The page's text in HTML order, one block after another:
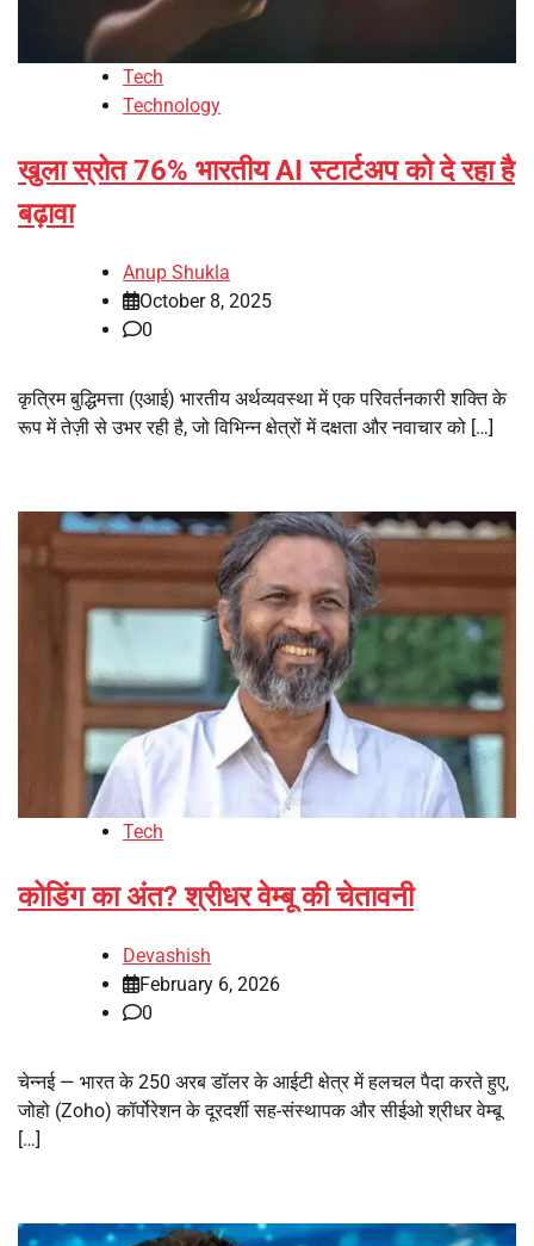
Tech
Technology
खुला स्रोत 76% भारतीय AI स्टार्टअप को दे रहा है
बढ़ावा
Anup Shukla
October 8, 2025
0
कृत्रिम बुद्धिमत्ता (एआई) भारतीय अर्थव्यवस्था में एक परिवर्तनकारी शक्ति के
रूप में तेज़ी से उभर रही है, जो विभिन्न क्षेत्रों में दक्षता और नवाचार को […]
Tech
कोडिंग का अंत? श्रीधर वेम्बू की चेतावनी
Devashish
February 6, 2026
0
चेन्नई — भारत के 250 अरब डॉलर के आईटी क्षेत्र में हलचल पैदा करते हुए,
जोहो (Zoho) कॉर्पोरेशन के दूरदर्शी सह-संस्थापक और सीईओ श्रीधर वेम्बू
[…]